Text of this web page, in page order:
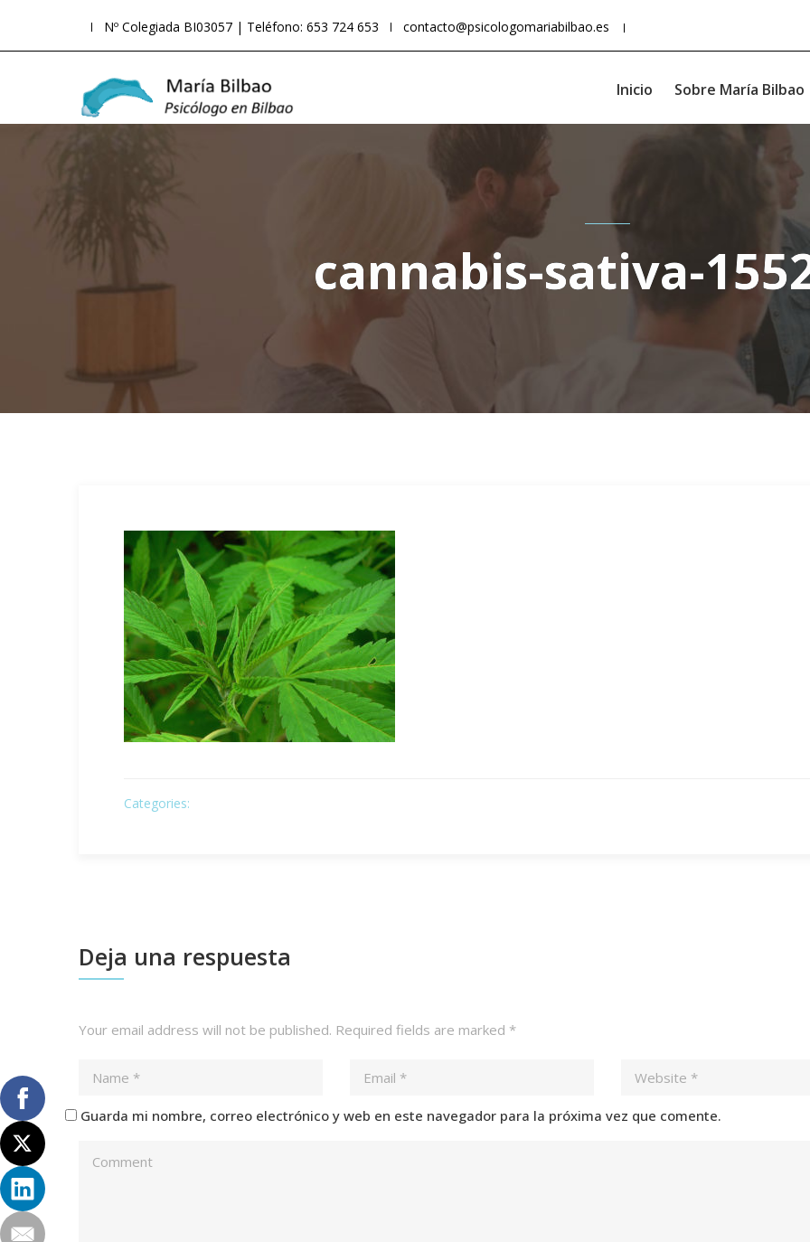
Nº Colegiada BI03057 | Teléfono: 653 724 653 contacto@psicologomariabilbao.es
Inicio Sobre María Bilbao
cannabis-sativa-
Categories:
Deja una respuesta
Your email address will not be published. Required fields are marked *
Guarda mi nombre, correo electrónico y web en este navegador para la próxima vez que comente.